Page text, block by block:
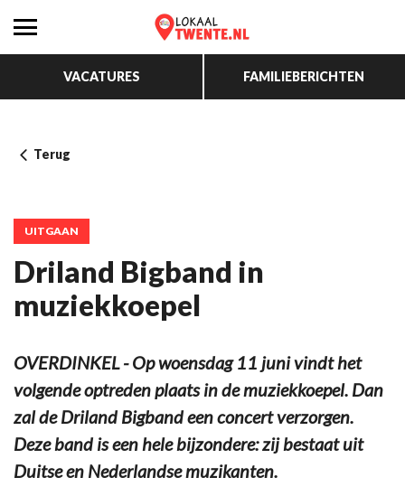
VACATURES FAMILIEBERICHTEN
Terug
UITGAAN
Driland Bigband in
muziekkoepel
OVERDINKEL - Op woensdag 11 juni vindt het
volgende optreden plaats in de muziekkoepel. Dan
zal de Driland Bigband een concert verzorgen.
Deze band is een hele bijzondere: zij bestaat uit
Duitse en Nederlandse muzikanten.